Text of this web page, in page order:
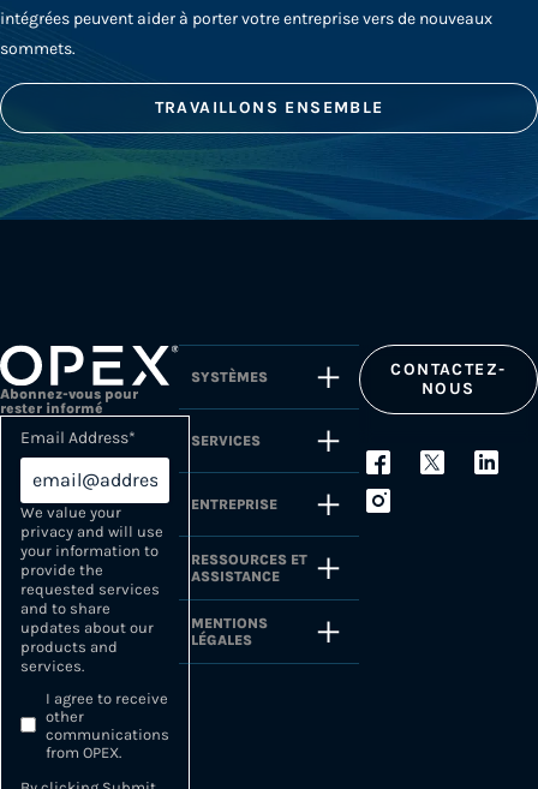
intégrées peuvent aider à porter votre entreprise vers de nouveaux
sommets.
TRAVAILLONS ENSEMBLE
Abonnez-vous pour
rester informé
Email Address*
We value your
privacy and will use
your information to
provide the
requested services
and to share
updates about our
products and
services.
I agree to receive
other
communications
from OPEX.
SYSTÈMES
SERVICES
ENTREPRISE
RESSOURCES ET
ASSISTANCE
MENTIONS
LÉGALES
CONTACTEZ-
NOUS